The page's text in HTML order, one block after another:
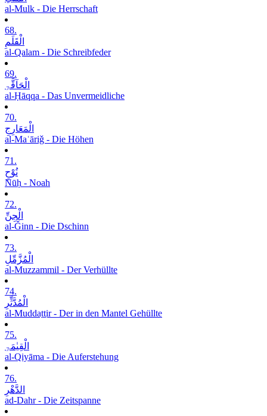
al-Mulk - Die Herrschaft
68.
الْقَلَمِ
al-Qalam - Die Schreibfeder
69.
الْحَآقَّۃِ
al-Ḥāqqa - Das Unvermeidliche
70.
الْمَعَارِجِ
al-Maʿāriǧ - Die Höhen
71.
نُوْحٍ
Nūḥ - Noah
72.
الْجِنِّ
al-Ǧinn - Die Dschinn
73.
الْمُزَّمِّلِ
al-Muzzammil - Der Verhüllte
74.
الْمُدَّثِّرِ
al-Muddaṯṯir - Der in den Mantel Gehüllte
75.
الْقِیٰمَۃِ
al-Qiyāma - Die Auferstehung
76.
الدَّھْرِ
ad-Dahr - Die Zeitspanne